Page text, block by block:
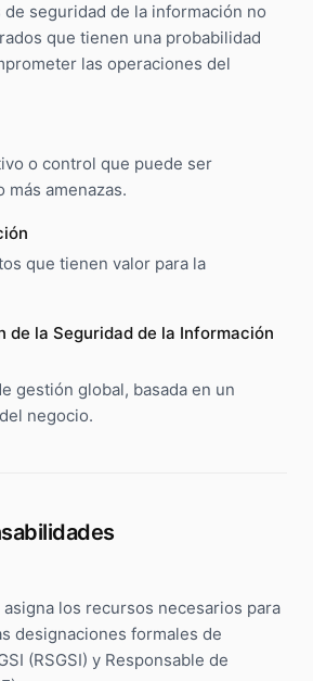
de seguridad de la información no
que tienen una probabilidad
las operaciones del
o control que puede ser
más amenazas.
que tienen valor para la
de la Seguridad de la Información
gestión global, basada en un
negocio.
los recursos necesarios para
designaciones formales de
(RSGSI) y Responsable de